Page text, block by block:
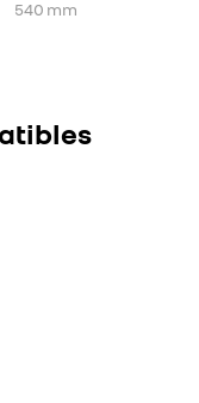
540 mm